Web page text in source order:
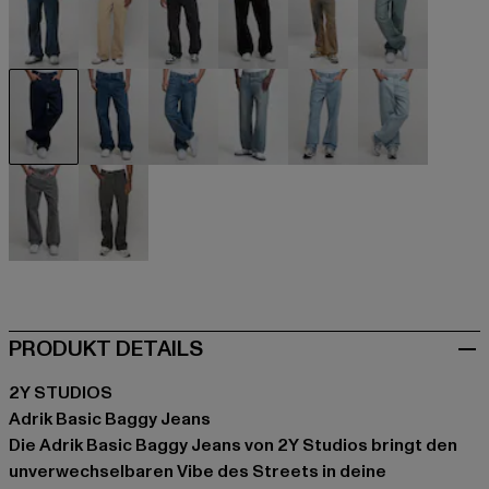
beige beige schwarzschwarzblau blau
blau blau
PRODUKT DETAILS
2Y STUDIOS
Adrik Basic Baggy Jeans
Die Adrik Basic Baggy Jeans von 2Y Studios bringt den
unverwechselbaren Vibe des Streets in deine